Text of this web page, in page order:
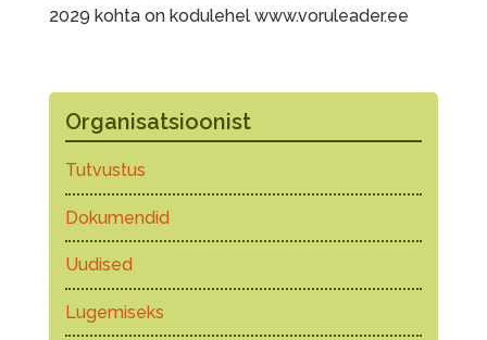
2029 kohta on kodulehel www.voruleader.ee
Organisatsioonist
Tutvustus
Dokumendid
Uudised
Lugemiseks